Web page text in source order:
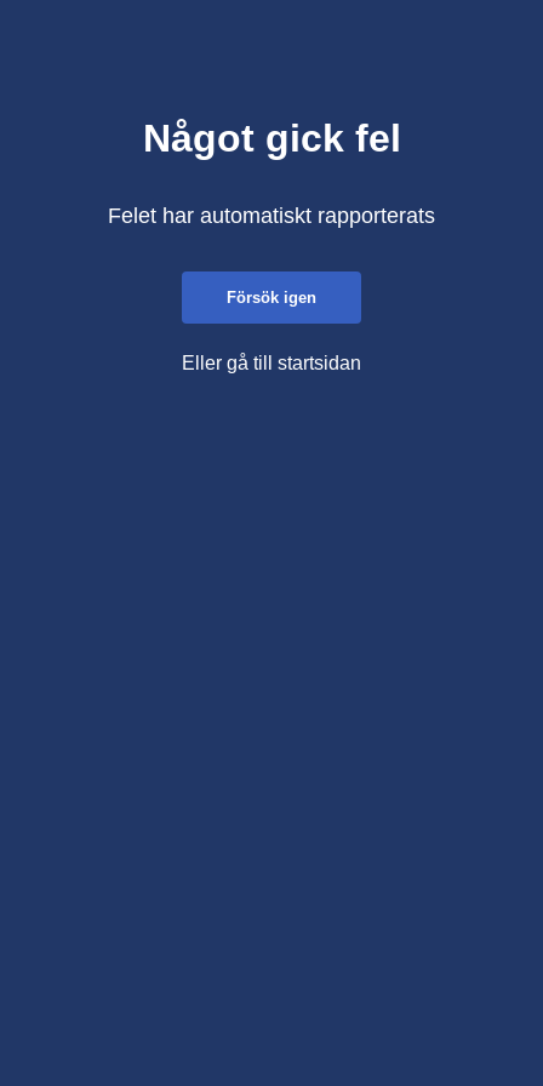
Något gick fel
Felet har automatiskt rapporterats
Försök igen
Eller gå till startsidan